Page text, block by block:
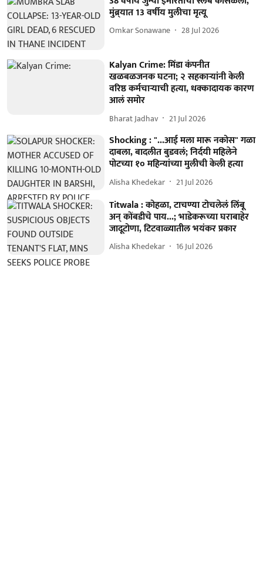
मुंब्र्यात 13 वर्षीय मुलीचा मृत्यू
Omkar Sonawane 28 Jul 2026
Kalyan Crime: मिंडा कंपनीत
खळबळजनक घटना; २ सहकाऱ्यांनी केली
वरिष्ठ कर्मचाऱ्याची हत्या, धक्कादायक कारण
आलं समोर
Bharat Jadhav 21 Jul 2026
Shocking : "...आई मला मारू नकोस" गळा
दाबला, बादलीत बुडवलं; निर्दयी महिलेने
पोटच्या १० महिन्यांच्या मुलीची केली हत्या
Alisha Khedekar 21 Jul 2026
Titwala : कोहळा, टाचण्या टोचलेलं लिंबू
अन् कोंबडीचे पाय...; भाडेकरूच्या घराबाहेर
जादूटोणा, टिटवाळ्यातील भयंकर प्रकार
Alisha Khedekar 16 Jul 2026